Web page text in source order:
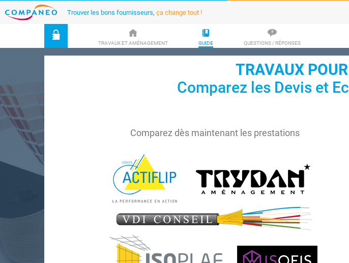
Trouver les bons fournisseurs, ça change tout !
TRAVAUX ET AMÉNAGEMENT GUIDE QUESTIONS / RÉPONSES
TRAVAUX
Comparez les Devis et
Comparez dès maintenant les prestations